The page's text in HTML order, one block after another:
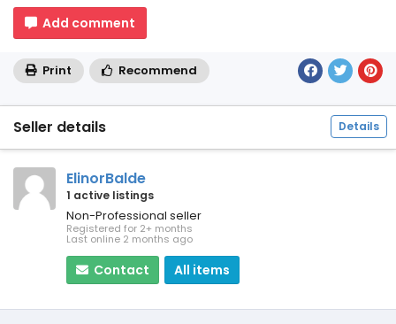
Add comment
Print Recommend
Seller details Details
ElinorBalde
1 active listings
Non-Professional seller
Registered for 2+ months
Last online 2 months ago
Contact All items